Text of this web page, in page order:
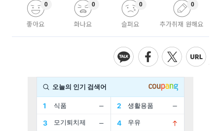
좋아요
0
화나요
0
슬퍼요
0
추가취재 원해요
0